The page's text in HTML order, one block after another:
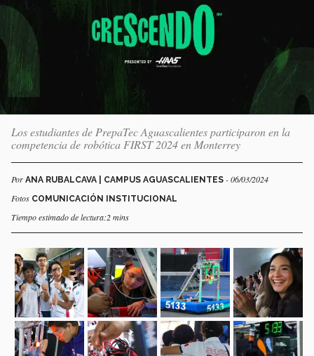
Los estudiantes de PrepaTec Aguascalientes participaron en la
competencia de robótica FIRST 2024 en Monterrey
Por ANA RUBALCAVA | CAMPUS AGUASCALIENTES - 06/03/2024
Fotos COMUNICACIÓN INSTITUCIONAL
Tiempo estimado de lectura:2 mins